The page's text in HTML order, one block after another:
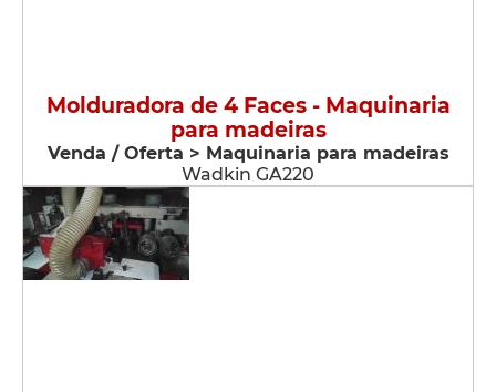
Molduradora de 4 Faces - Maquinaria
para madeiras
Venda / Oferta > Maquinaria para madeiras
Wadkin GA220